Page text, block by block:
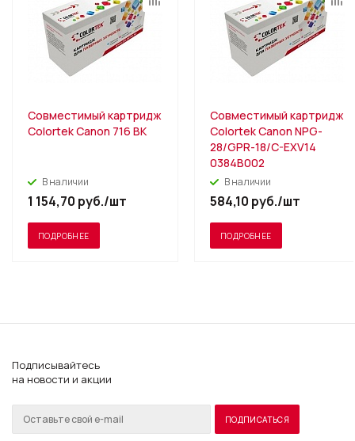
Совместимый картридж
Colortek Canon 716 BK
В наличии
1 154,70 руб./шт
ПОДРОБНЕЕ
Совместимый картридж
Colortek Canon NPG-
28/GPR-18/C-EXV14
0384B002
В наличии
584,10 руб./шт
ПОДРОБНЕЕ
Подписывайтесь
на новости и акции